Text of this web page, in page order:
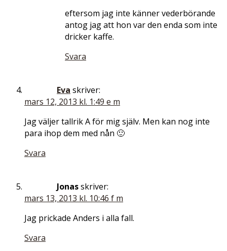
eftersom jag inte känner vederbörande
antog jag att hon var den enda som inte
dricker kaffe.
Svara
Eva skriver:
mars 12, 2013 kl. 1:49 e m
Jag väljer tallrik A för mig själv. Men kan nog inte
para ihop dem med nån 🙂
Svara
Jonasskriver:
mars 13, 2013 kl. 10:46 f m
Jag prickade Anders i alla fall.
Svara